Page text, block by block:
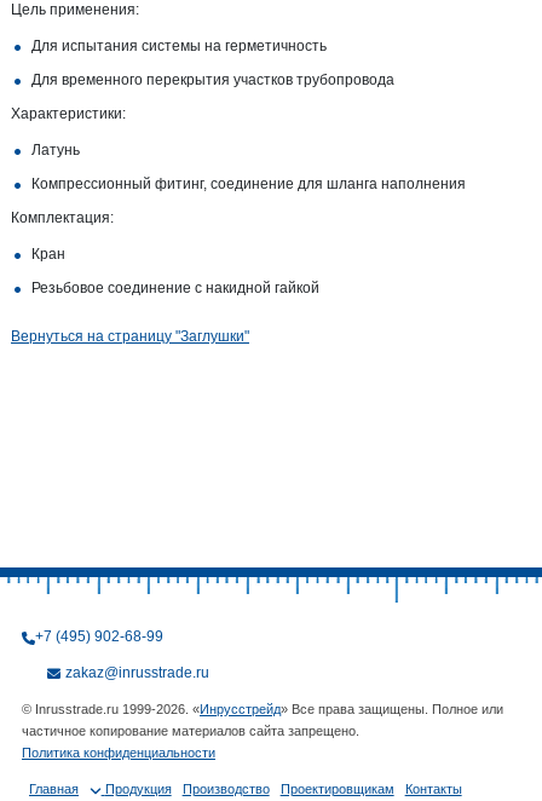
Цель применения:
Для испытания системы на герметичность
Для временного перекрытия участков трубопровода
Характеристики:
Латунь
Компрессионный фитинг, соединение для шланга наполнения
Комплектация:
Кран
Резьбовое соединение с накидной гайкой
Вернуться на страницу "Заглушки"
+7 (495) 902-68-99
zakaz@inrusstrade.ru
© Inrusstrade.ru 1999-2026. «Инрусстрейд» Все права защищены. Полное или
частичное копирование материалов сайта запрещено.
Политика конфиденциальности
Главная Продукция Производство Проектировщикам Контакты